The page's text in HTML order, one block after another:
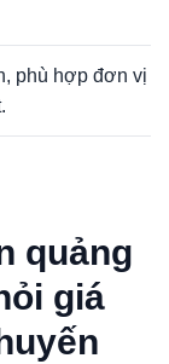
phù hợp đơn vị
quảng
giá